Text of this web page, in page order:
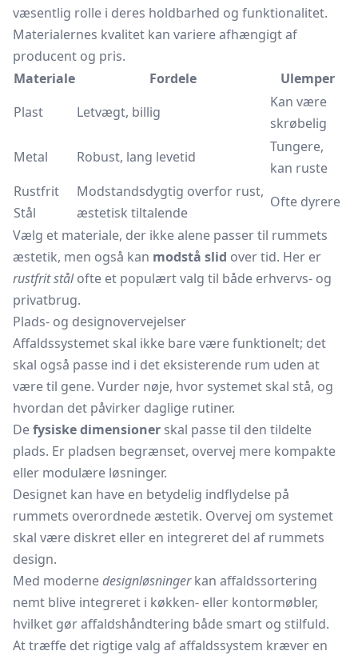
væsentlig rolle i deres holdbarhed og funktionalitet.
Materialernes kvalitet kan variere afhængigt af
producent og pris.
Materiale
Fordele
Ulemper
Plast
Letvægt, billig
Kan være
skrøbelig
Metal
Robust, lang levetid
Tungere,
kan ruste
Rustfrit
Stål
Modstandsdygtig overfor rust,
æstetisk tiltalende
Ofte dyrere
Vælg et materiale, der ikke alene passer til rummets
æstetik, men også kan modstå slid over tid. Her er
rustfrit stålofte et populært valg til både erhvervs- og
privatbrug.
Plads- og designovervejelser
Affaldssystemet skal ikke bare være funktionelt; det
skal også passe ind i det eksisterende rum uden at
være til gene. Vurder nøje, hvor systemet skal stå, og
hvordan det påvirker daglige rutiner.
Defysiske dimensioner skal passe til den tildelte
plads. Er pladsen begrænset, overvej mere kompakte
eller modulære løsninger.
Designet kan have en betydelig indflydelse på
rummets overordnede æstetik. Overvej om systemet
skal være diskret eller en integreret del af rummets
design.
Med modernedesignløsningerkan affaldssortering
nemt blive integreret i køkken- eller kontormøbler,
hvilket gør affaldshåndtering både smart og stilfuld.
At træffe det rigtige valg af affaldssystem kræver en